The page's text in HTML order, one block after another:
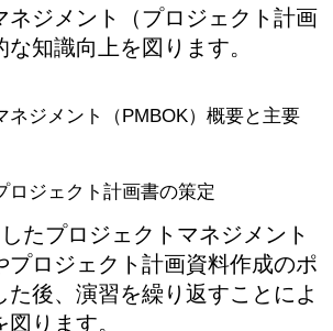
ネジメント（プロジェクト計画
知識向上を図ります。
ネジメント（PMBOK）概要と主要
ロジェクト計画書の策定
たプロジェクトマネジメント
プロジェクト計画資料作成のポ
た後、演習を繰り返すことによ
ります。